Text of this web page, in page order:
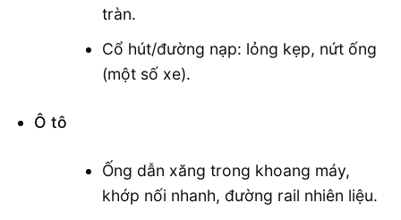
tràn.
Cổ hút/đường nạp: lỏng kẹp, nứt ống
(một số xe).
Ô tô
Ống dẫn xăng trong khoang máy,
khớp nối nhanh, đường rail nhiên liệu.